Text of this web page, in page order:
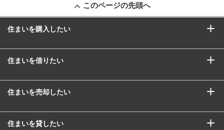
このページの先頭へ
住まいを購入したい
住まいを借りたい
住まいを売却したい
住まいを貸したい